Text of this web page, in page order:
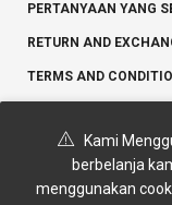
PERTANYAAN YANG
RETURN AND
TERMS AND
Kami
berbelanja
menggunakan